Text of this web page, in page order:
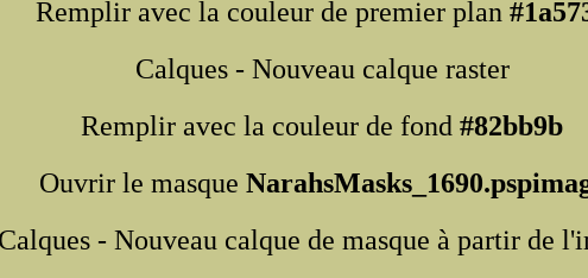
Remplir avec la couleur de premier plan
Calques - Nouveau calque raster
Remplir avec la couleur de fond #82bb9b
Ouvrir le masque
Calques - Nouveau calque de masque à partir de